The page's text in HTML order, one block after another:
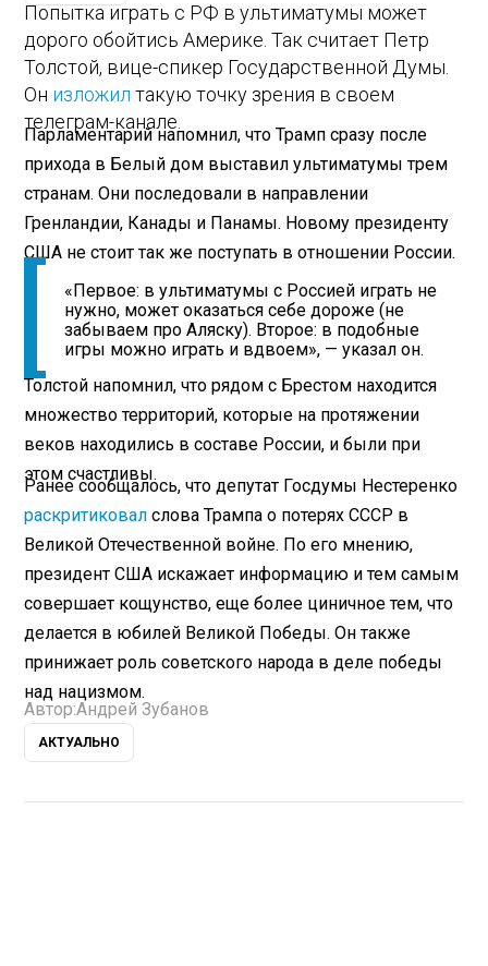
Попытка играть с РФ в ультиматумы может
дорого обойтись Америке. Так считает Петр
Толстой, вице-спикер Государственной Думы.
Он изложил такую точку зрения в своем
телеграм-канале.
Парламентарий напомнил, что Трамп сразу после
прихода в Белый дом выставил ультиматумы трем
странам. Они последовали в направлении
Гренландии, Канады и Панамы. Новому президенту
США не стоит так же поступать в отношении России.
«Первое: в ультиматумы с Россией играть не
нужно, может оказаться себе дороже (не
забываем про Аляску). Второе: в подобные
игры можно играть и вдвоем», — указал он.
Толстой напомнил, что рядом с Брестом находится
множество территорий, которые на протяжении
веков находились в составе России, и были при
этом счастливы.
Ранее сообщалось, что депутат Госдумы Нестеренко
раскритиковал слова Трампа о потерях СССР в
Великой Отечественной войне. По его мнению,
президент США искажает информацию и тем самым
совершает кощунство, еще более циничное тем, что
делается в юбилей Великой Победы. Он также
принижает роль советского народа в деле победы
над нацизмом.
Автор:Андрей Зубанов
АКТУАЛЬНО